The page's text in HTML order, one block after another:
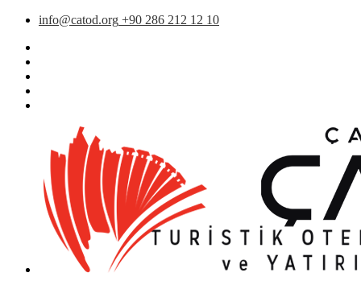
info@catod.org +90 286 212 12 10